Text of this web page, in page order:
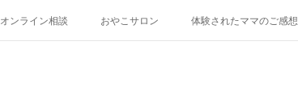
オンライン相談 おやこサロン 体験されたママのご感想